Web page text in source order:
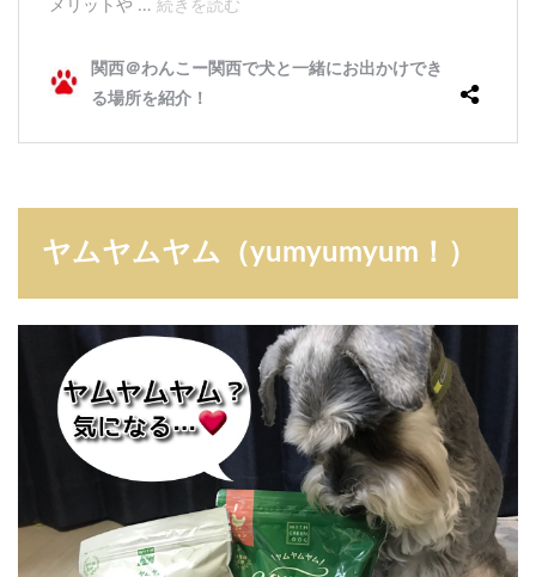
ヤムヤムヤム（yumyumyum！）